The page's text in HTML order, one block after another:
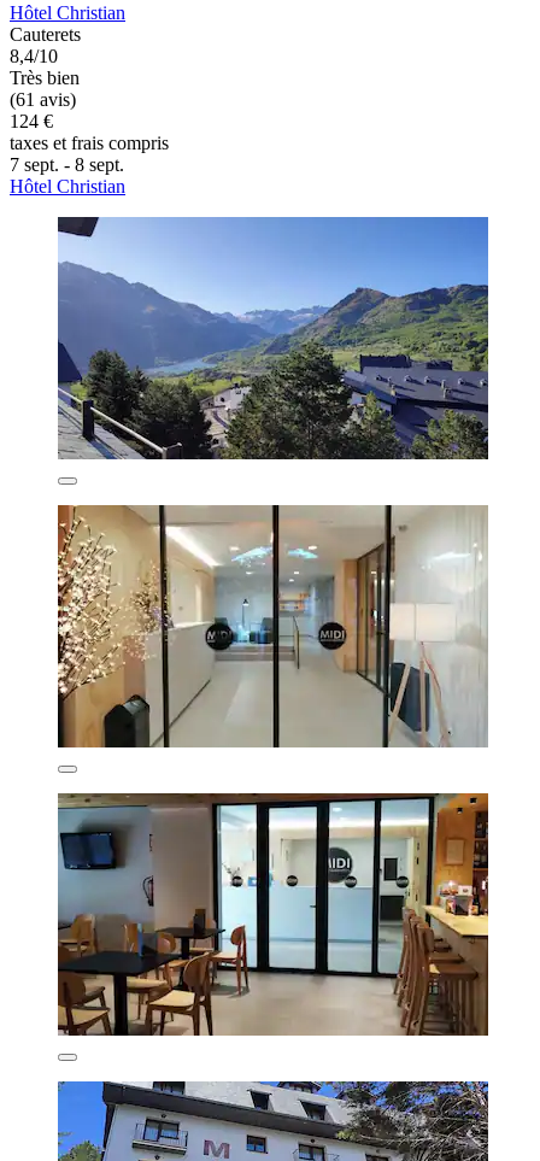
Hôtel Christian
Cauterets
8,4/10
Très bien
(61 avis)
124 €
taxes et frais compris
7 sept. - 8 sept.
Hôtel Christian